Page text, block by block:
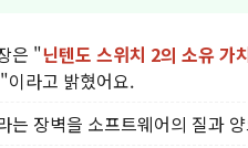
은 "닌텐도 스위치 2의 소유 가
"이라고 밝혔어요.
는 장벽을 소프트웨어의 질과